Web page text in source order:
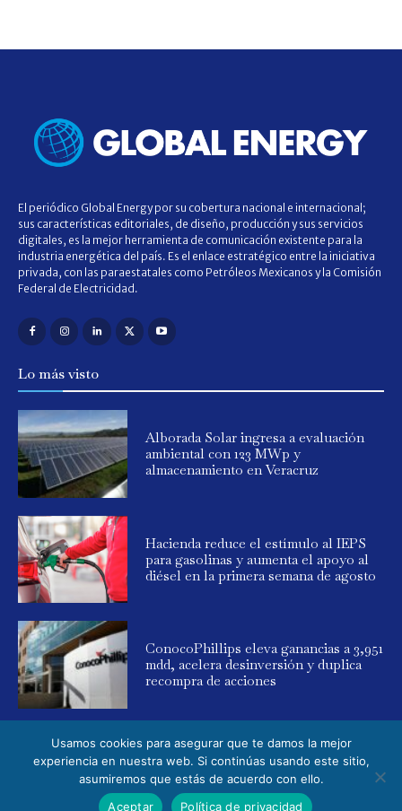
El periódico Global Energy por su cobertura nacional e internacional;
sus características editoriales, de diseño, producción y sus servicios
digitales, es la mejor herramienta de comunicación existente para la
industria energética del país. Es el enlace estratégico entre la iniciativa
privada, con las paraestatales como Petróleos Mexicanos y la Comisión
Federal de Electricidad.
Lo más visto
Alborada Solar ingresa a evaluación
ambiental con 123 MWp y
almacenamiento en Veracruz
Hacienda reduce el estímulo al IEPS
para gasolinas y aumenta el apoyo al
diésel en la primera semana de agosto
ConocoPhillips eleva ganancias a 3,951
mdd, acelera desinversión y duplica
recompra de acciones
© 2025 Global Energy. Todos los derechos reservados. Powered by
Usamos cookies para asegurar que te damos la mejor
experiencia en nuestra web. Si continúas usando este sitio,
asumiremos que estás de acuerdo con ello.
Aceptar
Política de privacidad